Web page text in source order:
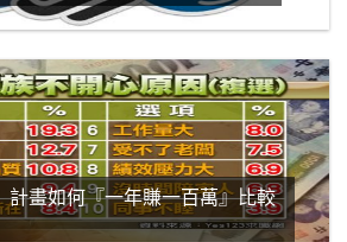
計畫如何『一年賺一百萬』比較